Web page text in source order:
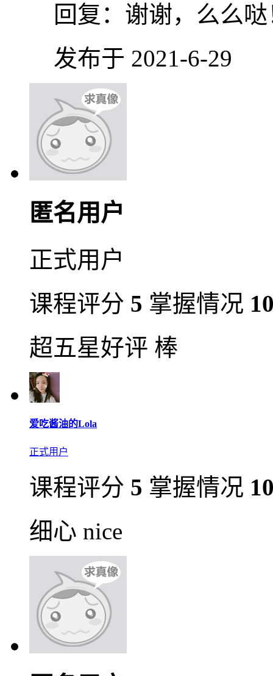
回复： 谢谢，么么哒
发布于 2021-6-29
匿名用户
正式用户
课程评分 5 掌握情况
超五星好评 棒
爱吃酱油的Lola
正式用户
课程评分 5 掌握情况
细心 nice